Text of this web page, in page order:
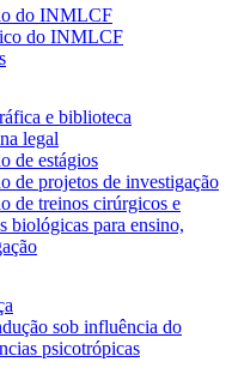
do INMLCF
do INMLCF
e biblioteca
legal
de estágios
de projetos de investigação
de treinos cirúrgicos e
biológicas para ensino,
sob influência do
psicotrópicas